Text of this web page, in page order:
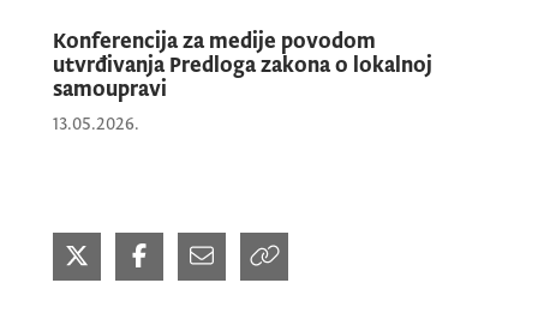
Konferencija za medije povodom
utvrđivanja Predloga zakona o lokalnoj
samoupravi
13.05.2026.